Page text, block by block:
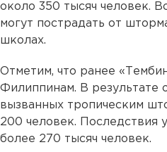
около 350 тысяч человек.
могут пострадать от
школах.
Отметим, что ранее
Филиппинам. В результате
вызванных тропическим
200 человек. Последствия
более 270 тысяч человек.